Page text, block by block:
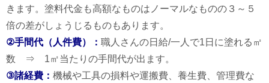
きます。塗料代金も高額なものはノーマルなものの３～５
倍の差がしょうじるものもあります。
②手間代（人件費）： 職人さんの日給/一人で1日に塗れる㎡
数 ⇒ 1㎡当たりの手間代が出ます。
③諸経費： 機械や工具の損料や運搬費、養生費、管理費な